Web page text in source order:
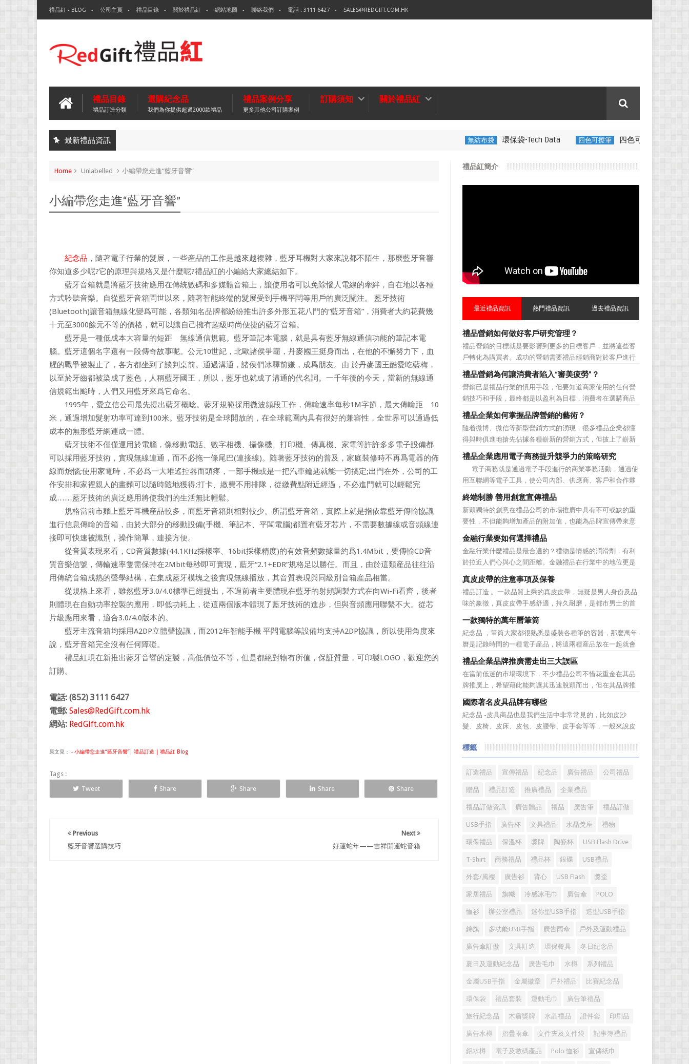
禮品紅 - BLOG 公司主頁 禮品目錄 關於禮品紅 網站地圖 聯絡我們 電話 : 3111 6427 SALES@REDGIFT.COM.HK
禮品目錄
禮品訂造分類
選購紀念品
我們為你提供超過2000款禮品
禮品案例分享
更多其他公司訂購案例
訂購須知 關於禮品紅
最新禮品資訊 環保袋-Tech Data 四色可擦筆 四色可擦筆-百通電纜
Home Unlabelled 小編帶您走進“藍牙音響”
小編帶您走進“藍牙音響”
紀念品 ，隨著電子行業的髮展，一些産品的工作是越來越複雜，藍牙耳機對大家來說都不陌生，那麼藍牙音響
你知道多少呢?它的原理與規格又是什麼呢?禮品紅的小編給大家總結如下。
藍牙音箱就是將藍牙技術應用在傳統數碼和多媒體音箱上，讓使用者可以免除惱人電線的牽絆，自在地以各種
方式聆聽音樂。自從藍牙音箱問世以來，隨著智能終端的髮展受到手機平闆等用戶的廣泛關注。 藍牙技術
(Bluetooth)讓音箱無線化變爲可能，各類知名品牌都紛紛推出許多外形五花八門的“藍牙音箱”，消費者大約花費幾
十元至3000餘元不等的價格，就可以讓自己擁有超級時尚便捷的藍牙音箱。
藍牙是一種低成本大容量的短距離無線通信規範。藍牙筆記本電腦，就是具有藍牙無線通信功能的筆記本電
腦。藍牙這個名字還有一段傳奇故事呢。公元10世紀，北歐諸侯爭霸，丹麥國王挺身而出，在他的不懈努力下，血
腥的戰爭被製止了，各方都坐到了談判桌前。通過溝通，諸侯們冰釋前嫌，成爲朋友。由 於丹麥國王酷愛吃藍梅，
以至於牙齒都被染成了藍色，人稱藍牙國王，所以，藍牙也就成了溝通的代名詞。一千年後的今天，當新的無線通
信規範出颱時，人們又用藍牙來爲它命名。
1995年，愛立信公司最先提出藍牙概唸。藍牙規範採用微波頻段工作，傳輸速率每秒1M字節，最大傳輸距離10
米，通過增加髮射功率可達到100米。藍牙技術是全球開放的，在全球範圍內具有很好的兼容性，全世界可以通過低
成本的無形藍牙網連成一體。
藍牙技術不僅僅運用於電腦，像移動電話、數字相機、攝像機、打印機、傳真機、家電等許許多多電子設備都
可以採用藍牙技術，實現無線連通，而不必拖一條尾巴(連接線)。隨著藍牙技術的普及，家庭裝修時不再爲電器的佈
線而煩惱;使用家電時，不必爲一大堆遙控器而頭疼，一部手機或是一把汽車鑰匙就能一切搞定;出門在外，公司的工
作安排和家裡親人的畫麵可以隨時隨地獲得;打卡、繳費不用排隊，從繳費點附近經過，不必進門就可以輕鬆完
成……藍牙技術的廣泛應用將使我們的生活無比輕鬆。
規格當前市麵上藍牙耳機産品較多，而藍牙音箱則相對較少。所謂藍牙音箱，實際上就是指依靠藍牙傳輸協議
進行信息傳輸的音箱，由於大部分的移動設備(手機、筆記本、平闆電腦)都置有藍牙芯片，不需要數據線或音頻線連
接即可快速被識別，操作簡單，連接方便。
從音質表現來看，CD音質數據(44.1KHz採樣率、16bit採樣精度)的有效音頻數據量約爲1.4Mbit，要傳輸CD音
質音樂信號，傳輸速率隻需保持在2Mbit每秒即可實現，藍牙“2.1+EDR”規格足以勝任。而且，由於這類産品往往沿
用傳統音箱成熟的聲學結構，在集成藍牙模塊之後實現無線播放，其音質表現與同級別音箱産品相當。
從規格上來看，雖然藍牙3.0/4.0標準已經提出，不過前者主要體現在藍牙的射頻調製方式在向Wi-Fi看齊，後者
則體現在自動功率控製的應用，即低功耗上，從這兩個版本體現了藍牙技術的進步，但與音頻應用聯繫不大。從芯
片級應用來看，適合3.0/4.0版本的。
藍牙主流音箱均採用A2DP立體聲協議，而2012年智能手機 平闆電腦等設備均支持A2DP協議，所以使用角度來
說，藍牙音箱完全沒有任何障礙。
禮品紅現在新推出藍牙音響的定製，高低價位不等，但是都絕對物有所值，保証質量，可印製LOGO，歡迎您的
訂購。
電話: (852) 3111 6427
電郵: Sales@RedGift.com.hk
網站: RedGift.com.hk
原文見： - 小編帶您走進“藍牙音響”| 禮品訂造 | 禮品紅 Blog
Tags :
Tweet
Share Share Share Share
Next
好運蛇年——吉祥開運蛇音箱
Previous
藍牙音響選購技巧
禮品紅簡介
最近禮品資訊 熱門禮品資訊 過去禮品資訊
禮品營銷如何做好客戶研究管理？
禮品營銷的目標就是要影響到更多的目標客戶，並將這些客
戶轉化為購買者。成功的營銷需要禮品經銷商對於客戶進行
相應的分類，了解不同類型客戶的貢獻度，從而有的放矢的
制定相應的營銷對策，而這需要對於客戶研究方面更多地投
入，這不僅是銷售環節的事，也需要營銷管理策略的整體支
持。具體來說，有以下...
禮品營銷為何讓消費者陷入“審美疲勞”？
營銷已是禮品行業的慣用手段，但要知道商家使用的任何營
銷技巧和手段，最終都是以盈利為目標，消費者在選購商品
時最為關注的便是如何利用最低的費用購買到最超值的貨
品。在禮品公司使用常規的營銷方式的同時，消費者也不免
走陷入了“審美疲勞”。 編者總結了最讓消費者對禮品行
業營銷產生免疫...
禮品企業如何掌握品牌營銷的藝術？
隨着微博、微信等新型營銷方式的湧現，很多禮品企業都懂
得與時俱進地搶先佔據各種嶄新的營銷方式，但披上了嶄新
的營銷軀殼，卻沒有掌握營銷的靈魂。要知道，營銷真正的
價值不是將品牌鋪設到消費者眼前，而是將品牌印到消費者
心裡 與消費者的心理距離的拉近，並不是一朝一夕的事
情，需要做好持...
禮品企業應用電子商務提升競爭力的策略研究
電子商務就是通過電子手段進行的商業事務活動，通過使
用互聯網等電子工具，使公司內部、供應商、客戶和合作夥
伴之間，利用電子業務共享信息，實現企業間業務流程的電
子化，配合企業內部的電子化生產管理系統，提高企業的生
產、庫存、流通和資金等各個環節的效率。它具有結構性、
動態性、社...
終端制勝 善用創意宣傳禮品
新穎獨特的創意在禮品公司的市場推廣中具有不可或缺的重
要性，不但能夠增加產品的附加值，也能為品牌宣傳帶來意
想不到的促進作用。禮品公司如果能夠巧妙運用這些獨具創
意的宣傳禮品來提升宣傳技巧，在終端推廣中將更具競爭
力。 打火機、煙灰缸、鑰匙鏈、毛巾……當今市場上的
宣傳品幾乎是司空...
金融行業要如何選擇禮品
金融行業什麼禮品是最合適的？禮物是情感的潤滑劑，有利
於拉近人們心與心之間距離。金融禮品在行業中的地位更是
不容忽視，因為禮品即是企業形象的象徵，又是企業地位的
彰顯，同時對收禮人來說，一份禮物的永恆意義是語言難以
企及的。難怪有人曾說：再省也不能省禮物，再窮也不能窮
送禮。但是，禮品選擇...
真皮皮帶的注意事項及保養
禮品訂造 。一款品質上乘的真皮皮帶，無疑是男人身份及品
味的象徵，真皮皮帶手感舒適，持久耐磨，是都市男士的首
選。當你還在髮愁老爸生日禮物送什麼的時候，一款真皮皮
帶就是非常不錯的選擇。但是真皮皮帶如果疏於保養，也會
黯然失色，出現裂痕和破損的痕跡，今天小編就爲大家分享
真皮皮帶的注意事項...
一款獨特的萬年曆筆筒
紀念品 ，筆筒大家都很熟悉是盛裝各種筆的容器，那麼萬年
曆是記錄時間的一種電子産品，將這兩種産品放在一起就會
組合成一個新的産品—萬年曆筆筒，今天小編就來爲您介紹
一款獨特的萬年曆筆筒。 筆筒美觀大方，他是採用皮
料、鐵架和鋁片做外觀，是一款多功能萬年曆筆筒，集時間
溫度，年、月...
禮品企業品牌推廣需走出三大誤區
在當前低迷的市場環境下，不少禮品公司不惜花重金在其品
牌推廣上，希望藉此能夠讓其迅速脫穎而出，但在其品牌推
廣的營銷管理思路上，也有許多禮品企業走入了幾大誤區而
無法自拔，這其中，最為常見的誤區有： 誤區一：不清
楚品牌到底在表達什麼 很多禮品企業在推廣品牌之前，
不知道到...
國際著名皮具品牌有哪些
紀念品 -皮具商品也是我們生活中非常常見的，比如皮沙
髮、皮椅、皮床、皮包、皮腰帶、皮手套等等，一般來說皮
睞。國際著名皮具品牌有哪些?下麵就一起來了解一下吧!
國際著名皮具品牌： 1、路易·威登(LV) 創立於
1...
標籤
訂造禮品 宣傳禮品 紀念品 廣告禮品 公司禮品
贈品 禮品訂造 推廣禮品 企業禮品
禮品訂做資訊 廣告贈品 禮品 廣告筆 禮品訂做
USB手指 廣告杯 文具禮品 水晶獎座 禮物
環保禮品 保溫杯 獎牌 陶瓷杯 USB Flash Drive
T-Shirt 商務禮品 禮品杯 銀碟 USB禮品
外套/風褸 廣告衫 背心 USB Flash 獎盃
家居禮品 旗幟 冷感冰毛巾 廣告傘 POLO
恤衫 辦公室禮品 迷你型USB手指 造型USB手指
錦旗 多功能USB手指 廣告雨傘 戶外及運動禮品
廣告傘訂做 文具訂造 環保餐具 冬日紀念品
夏日及運動紀念品 廣告毛巾 水樽 系列禮品
金屬USB手指 金屬徽章 戶外禮品 比賽紀念品
環保袋 禮品套裝 運動毛巾 廣告筆禮品
旅行紀念品 木盾獎牌 水晶禮品 證件套 印刷品
廣告水樽 摺疊雨傘 文件夾及文件袋 記事簿禮品
鋁水樽 電子及數碼產品 Polo 恤衫 宣傳紙巾